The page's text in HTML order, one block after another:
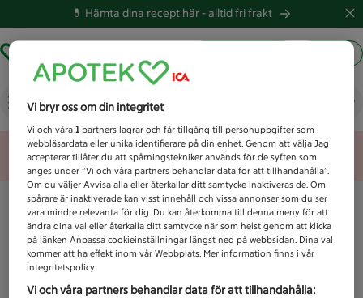
💊 Hämta dina recept här -alltid fri frakt
Vad letar du efter idag?
Unknown error
Vi bryr oss om din integritet
Vi och våra1 partners lagrar och får tillgång till personuppgifter som
webbläsardata eller unika identifierare på din enhet. Genom att välja Jag
accepterar tillåter du att spårningstekniker används för de syften som
anges under ”Vi och våra partners behandlar data för att tillhandahålla”.
Om du väljer Avvisa alla eller återkallar ditt samtycke inaktiveras de. Om
spårare är inaktiverade kan visst innehåll och vissa annonser som du ser
vara mindre relevanta för dig. Du kan återkomma till denna meny för att
ändra dina val eller återkalla ditt samtycke när som helst genom att klicka
på länken Anpassa cookieinställningar längst ned på webbsidan. Dina val
kommer att ha effekt inom vår Webbplats. Mer information finns i vår
integritetspolicy.
Vi och våra partners behandlar data för att tillhandahålla: